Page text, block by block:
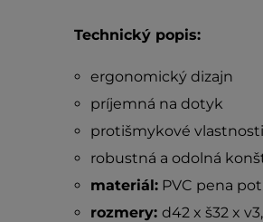
Technický popis:
ergonomický dizajn
príjemná na dotyk
protišmykové vlastnosti
robustná a odolná
materiál:PVC pena
rozmery: d42 x š32 x